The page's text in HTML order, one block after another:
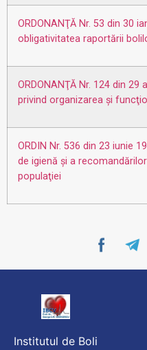
ORDONANŢĂ Nr. 53 din 30
obligativitatea raportării
ORDONANŢĂ Nr. 124 din
privind organizarea şi
ORDIN Nr. 536 din 23 iunie
de igienă şi a
populaţiei
Institutul de Boli